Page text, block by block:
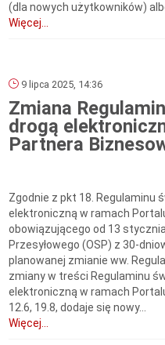
(dla nowych użytkowników) albo
Więcej...
9 lipca 2025, 14:36
Zmiana
drogą
Partnera
Zgodnie z pkt 18. Regulaminu
elektroniczną w ramach
obowiązującego od 13
Przesyłowego (OSP) z 30-
planowanej zmianie ww.
zmiany w treści Regulaminu
elektroniczną w ramach
12.6, 19.8, dodaje się nowy...
Więcej...